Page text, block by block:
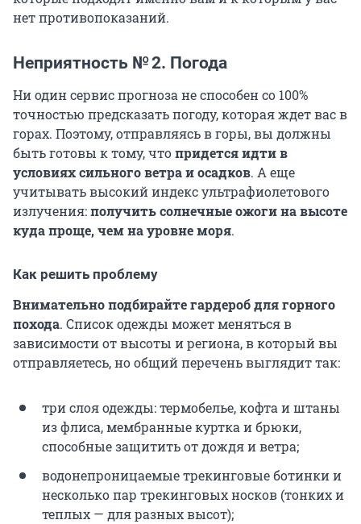
нет противопоказаний.
Неприятность № 2. Погода
Ни один сервис прогноза не способен со 100%
точностью предсказать погоду, которая ждет вас в
горах. Поэтому, отправляясь в горы, вы должны
быть готовы к тому, чтопридется идти в
условиях сильного ветра и осадков. А еще
учитывать высокий индекс ультрафиолетового
излучения:получить солнечные ожоги на высоте
куда проще, чем на уровне моря.
Как решить проблему
Внимательно подбирайте гардероб для горного
похода. Список одежды может меняться в
зависимости от высоты и региона, в который вы
отправляетесь, но общий перечень выглядит так:
три слоя одежды: термобелье, кофта и штаны
из флиса, мембранные куртка и брюки,
способные защитить от дождя и ветра;
водонепроницаемые трекинговые ботинки и
несколько пар трекинговых носков (тонких и
теплых — для разных высот);